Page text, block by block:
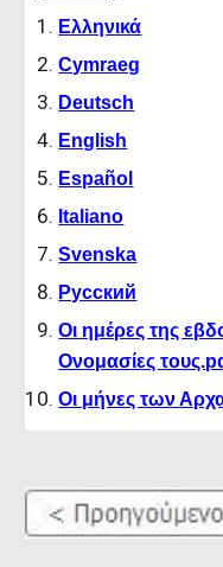
Ελληνικά
Cymraeg
Deutsch
English
Español
Italiano
Svenska
Русский
Οι ημέρες της
Ονομασίες
Οι μήνες των